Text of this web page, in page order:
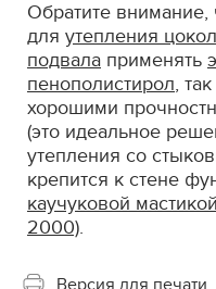
Обратите
для утепления
подвала применять
пенополистирол,
хорошими
(это идеальное
утепления со
крепится к стене
каучуковой
2000).